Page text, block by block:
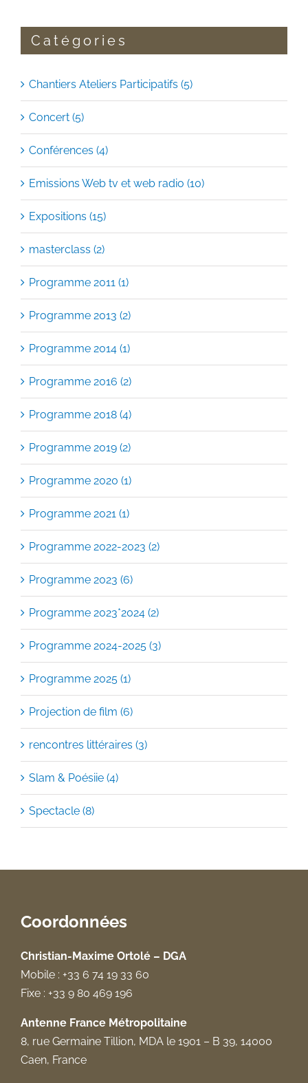
Catégories
Chantiers Ateliers Participatifs (5)
Concert (5)
Conférences (4)
Emissions Web tv et web radio (10)
Expositions (15)
masterclass (2)
Programme 2011 (1)
Programme 2013 (2)
Programme 2014 (1)
Programme 2016 (2)
Programme 2018 (4)
Programme 2019 (2)
Programme 2020 (1)
Programme 2021 (1)
Programme 2022-2023 (2)
Programme 2023 (6)
Programme 2023*2024 (2)
Programme 2024-2025 (3)
Programme 2025 (1)
Projection de film (6)
rencontres littéraires (3)
Slam & Poésiie (4)
Spectacle (8)
Coordonnées
Christian-Maxime Ortolé – DGA
Mobile : +33 6 74 19 33 60
Fixe : +33 9 80 469 196
Antenne France Métropolitaine
8, rue Germaine Tillion, MDA le 1901 – B 39, 14000
Caen, France